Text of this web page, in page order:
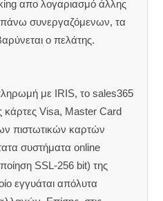
απο λογαριασμό άλλης
συνεργαζόμενων, τα
ο πελάτης.
με IRIS, το sales365
κάρτες Visa, Master Card
πιστωτικών καρτών
συστήματα online
SSL-256 bit) της
εγγυάται απόλυτα